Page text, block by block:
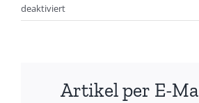
deaktiviertfür
Ausschreibung
Artikel per E-